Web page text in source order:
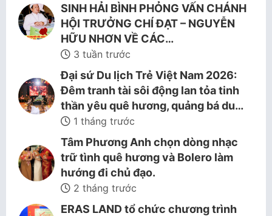
SINH HẢI BÌNH PHỎNG VẤN CHÁNH
HỘI TRƯỞNG CHÍ ĐẠT – NGUYỄN
HỮU NHƠN VỀ CÁC…
3 tuần trước
Đại sứ Du lịch Trẻ Việt Nam 2026:
Đêm tranh tài sôi động lan tỏa tinh
thần yêu quê hương, quảng bá du…
1 tháng trước
Tâm Phương Anh chọn dòng nhạc
trữ tình quê hương và Bolero làm
hướng đi chủ đạo.
2 tháng trước
ERAS LAND tổ chức chương trình